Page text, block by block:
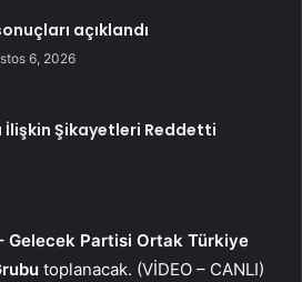
açıklandı
6, 2026
İlişkin Şikayetleri Reddetti
Gelecek Partisi Ortak Türkiye
toplanacak. (VİDEO – CANLI)